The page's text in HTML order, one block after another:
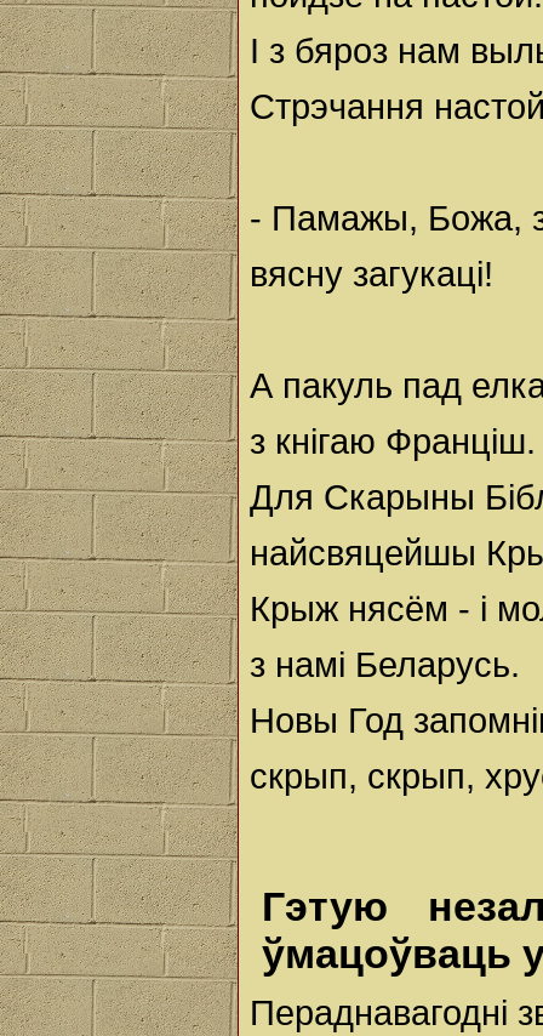
І з бяроз нам
Стрэчання
- Памажы, Божа,
вясну загукаці!
А пакуль пад
з кнігаю Франціш.
Для Скарыны
найсвяцейшы
Крыж нясём - і
з намі Беларусь.
Новы Год
скрып, скрып,
Гэтую
ўмацоўваць
Пераднавагодні